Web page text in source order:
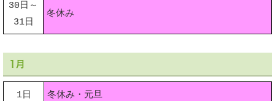
30日～
31日
冬休み
1月
1日 冬休み・元旦